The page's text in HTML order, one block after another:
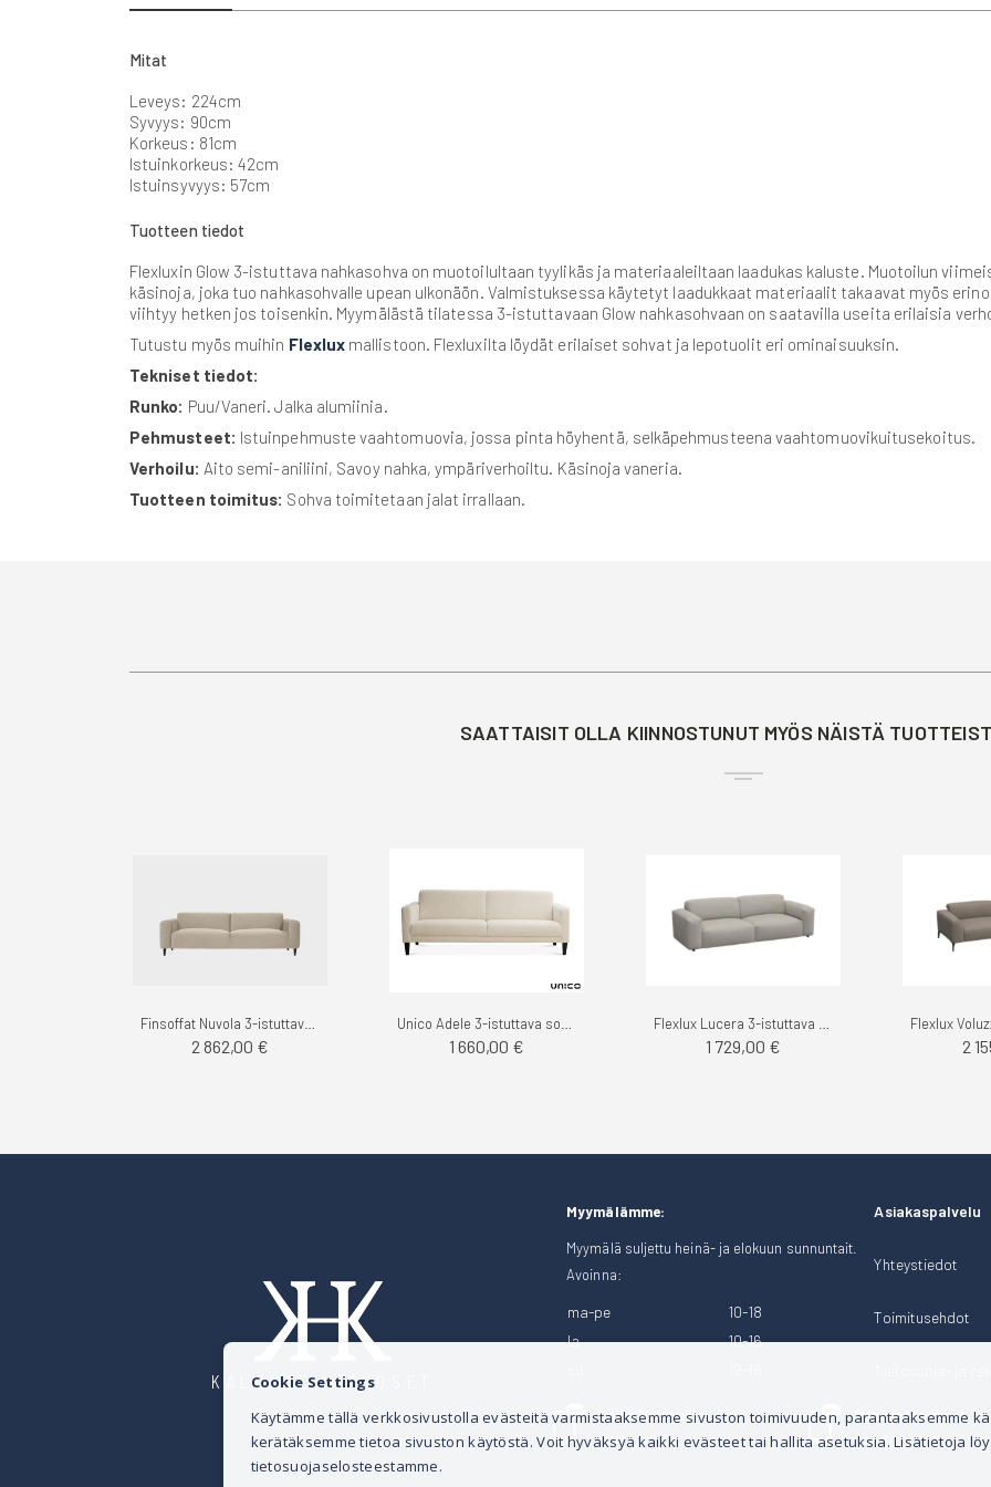
Mitat
Leveys: 224cm
Syvyys: 90cm
Korkeus: 81cm
Istuinkorkeus: 42cm
Istuinsyvyys: 57cm
Tuotteen tiedot
Flexluxin Glow 3-istuttava nahkasohva on muotoilultaan tyylikäs ja materiaaleiltaan laadukas kaluste. Muotoilun
käsinoja, joka tuo nahkasohvalle upean ulkonäön. Valmistuksessa käytetyt laadukkaat materiaalit takaavat myös
viihtyy hetken jos toisenkin. Myymälästä tilatessa 3-istuttavaan Glow nahkasohvaan on saatavilla useita erilaisia
Tutustu myös muihin Flexlux mallistoon. Flexluxilta löydät erilaiset sohvat ja lepotuolit eri ominaisuuksin.
Tekniset tiedot:
Runko: Puu/Vaneri. Jalka alumiinia.
Pehmusteet: Istuinpehmuste vaahtomuovia, jossa pinta höyhentä, selkäpehmusteena vaahtomuovikuitusekoitus.
Verhoilu: Aito semi-aniliini, Savoy nahka, ympäriverhoiltu. Käsinoja vaneria.
Tuotteen toimitus: Sohva toimitetaan jalat irrallaan.
SAATTAISIT OLLA KIINNOSTUNUT MYÖS NÄISTÄ
2 862,00 € 1 660,00 € 1 729,00 € 2
Myymälämme:
Myymälä suljettu heinä- ja elokuun sunnuntait.
Avoinna:
ma-pe
10-18
la
10-16
Asiakaspalvelu
Yhteystiedot
Toimitusehdot
Soita Heinosille!
040 528 1124
Puhelintilaukset
044 3001 399
KALUSTE HEINOSET
Cookie Settings
Käytämme tällä verkkosivustolla evästeitä varmistaaksemme sivuston toimivuuden, parantaaksemme
kerätäksemme tietoa sivuston käytöstä. Voit hyväksyä kaikki evästeet tai hallita asetuksia. Lisätietoja
tietosuojaselosteestamme.